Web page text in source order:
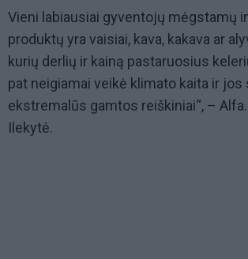
Vieni labiausiai gyventojų mėgstamų
produktų yra vaisiai, kava, kakava ar
kurių derlių ir kainą pastaruosius
pat neigiamai veikė klimato kaita ir jos
ekstremalūs gamtos reiškiniai“, –
Ilekytė.